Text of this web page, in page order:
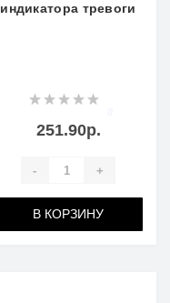
индикатора тревоги
251.90р.
- +
В КОРЗИНУ